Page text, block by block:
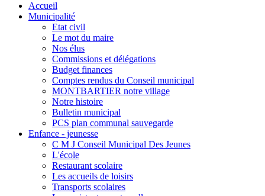
Accueil
Municipalité
Etat civil
Le mot du maire
Nos élus
Commissions et délégations
Budget finances
Comptes rendus du Conseil municipal
MONTBARTIER notre village
Notre histoire
Bulletin municipal
PCS plan communal sauvegarde
Enfance - jeunesse
C M J Conseil Municipal Des Jeunes
L'école
Restaurant scolaire
Les accueils de loisirs
Transports scolaires